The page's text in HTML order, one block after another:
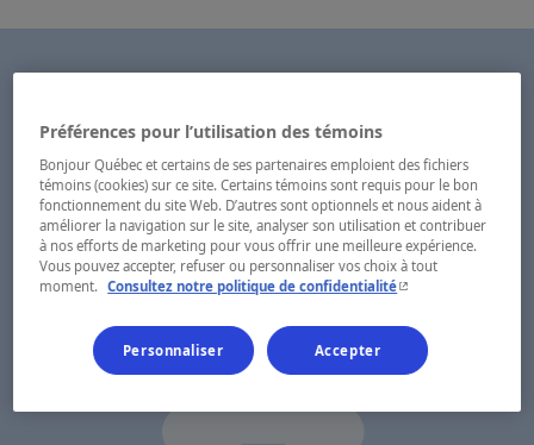
Préférences pour l’utilisation des témoins
Bonjour Québec et certains de ses partenaires emploient des fichiers
témoins (cookies) sur ce site. Certains témoins sont requis pour le bon
fonctionnement du site Web. D’autres sont optionnels et nous aident à
améliorer la navigation sur le site, analyser son utilisation et contribuer
à nos efforts de marketing pour vous offrir une meilleure expérience.
Vous pouvez accepter, refuser ou personnaliser vos choix à tout
moment. Consultez notre politique de confidentialité- Cet hyperlien
Personnaliser Accepter